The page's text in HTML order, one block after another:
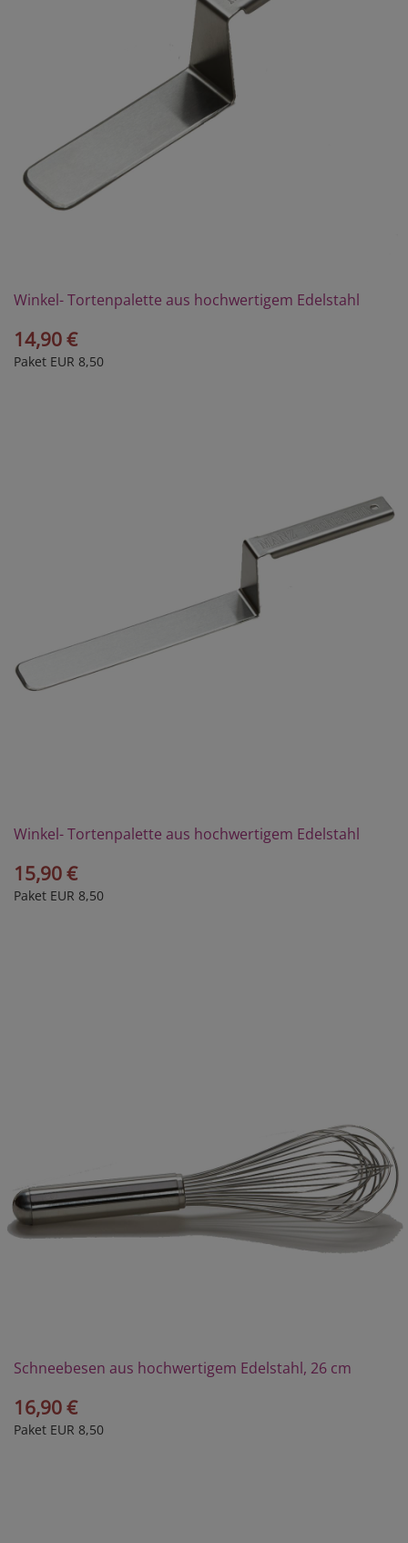
Winkel- Tortenpalette aus hochwertigem Edelstahl
14,90 €
Paket EUR 8,50
Winkel- Tortenpalette aus hochwertigem Edelstahl
15,90 €
Paket EUR 8,50
Schneebesen aus hochwertigem Edelstahl, 26 cm
16,90 €
Paket EUR 8,50